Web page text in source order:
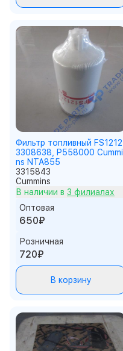
Фильтр топливный FS1212,
3308638, P558000 Cummi
ns NTA855
3315843
Cummins
В наличии в 3 филиалах
Оптовая
650₽
Розничная
720₽
В корзину